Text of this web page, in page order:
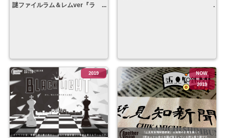
謎ファイルラム＆レムver『ラ
2019 NOW
2019